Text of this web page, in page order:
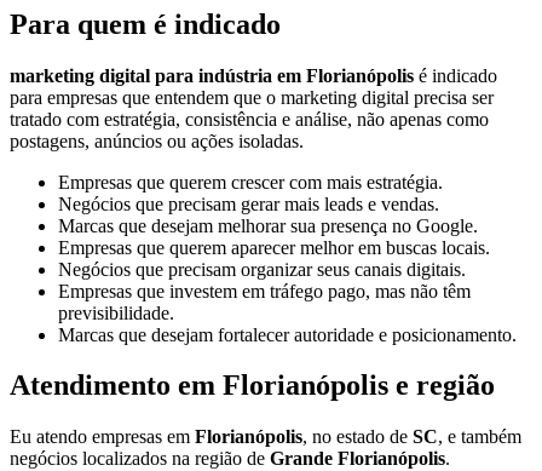
Para quem é indicado
marketing digital para indústria em Florianópolis é indicado
para empresas que entendem que o marketing digital precisa ser
tratado com estratégia, consistência e análise, não apenas como
postagens, anúncios ou ações isoladas.
Empresas que querem crescer com mais estratégia.
Negócios que precisam gerar mais leads e vendas.
Marcas que desejam melhorar sua presença no Google.
Empresas que querem aparecer melhor em buscas locais.
Negócios que precisam organizar seus canais digitais.
Empresas que investem em tráfego pago, mas não têm
previsibilidade.
Marcas que desejam fortalecer autoridade e posicionamento.
Atendimento em Florianópolis e região
Eu atendo empresas em Florianópolis, no estado de SC, e também
negócios localizados na região de Grande Florianópolis.